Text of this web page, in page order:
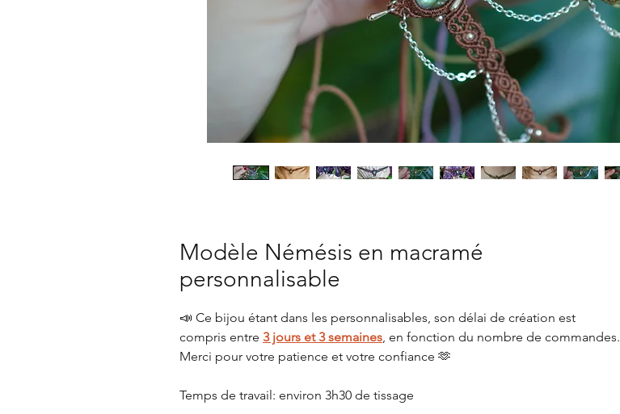
Modèle Némésis en macramé
personnalisable
📣 Ce bijou étant dans les personnalisables, son délai de création est
compris entre 3 jours et 3 semaines, en fonction du nombre de commandes.
Merci pour votre patience et votre confiance 🫶
Temps de travail: environ 3h30 de tissage